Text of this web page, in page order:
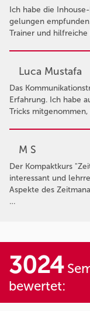
Ich habe die
gelungen
Trainer und
Luca Mustafa
Das
Erfahrung. Ich habe
Tricks
M S
Der Kompaktkurs
interessant und
Aspekte des
…
3024
bewertet: